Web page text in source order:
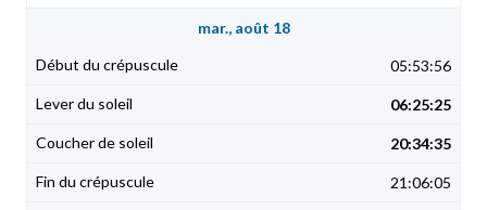
mar., août 18
05:53:56
06:25:25
20:34:35
21:06:05